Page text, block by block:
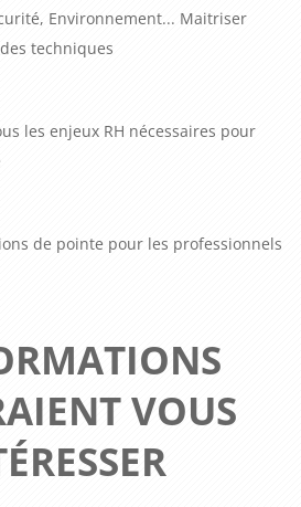
Environnement... Maitriser
techniques
les enjeux RH nécessaires pour
de pointe pour les professionnels
VOUS